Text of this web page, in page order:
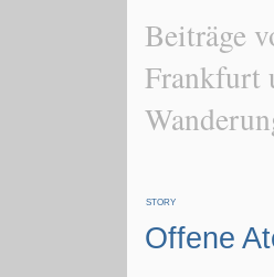
Beiträge
Frankfurt
STORY
Offene